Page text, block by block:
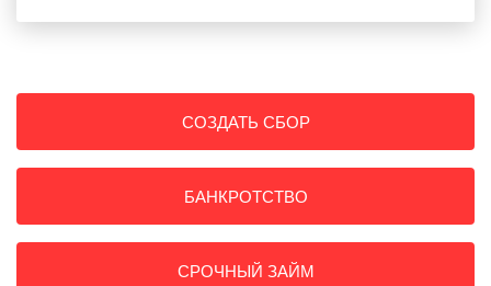
СОЗДАТЬ СБОР
БАНКРОТСТВО
СРОЧНЫЙ ЗАЙМ